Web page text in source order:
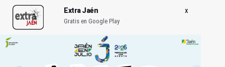
Extra Jaén
Gratis en Google Play